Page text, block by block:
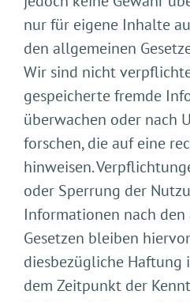
nur für eigene Inhalte
den allgemeinen
Wir sind nicht
gespeicherte fremde
überwachen oder nach
forschen, die auf eine
hinweisen.
oder Sperrung der
Informationen nach
Gesetzen bleiben
diesbezügliche Haftung
dem Zeitpunkt der